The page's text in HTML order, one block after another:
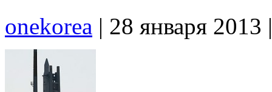
onekorea | 28 января 2013